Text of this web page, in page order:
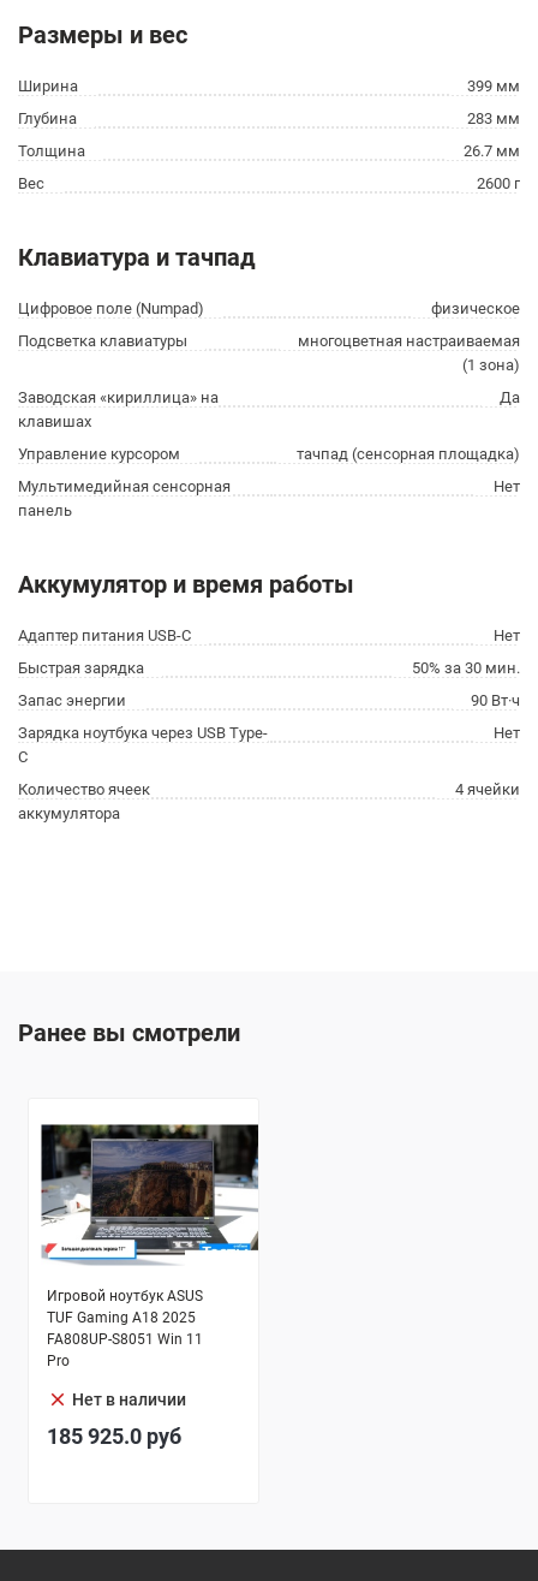
Размеры и вес
Ширина
399 мм
Глубина
283 мм
Толщина
26.7 мм
Вес
2600 г
Клавиатура и тачпад
Цифровое поле (Numpad)
физическое
Подсветка клавиатуры
многоцветная настраиваемая
(1 зона)
Заводская «кириллица» на
клавишах
Да
Управление курсором
тачпад (сенсорная площадка)
Мультимедийная сенсорная
панель
Нет
Аккумулятор и время работы
Адаптер питания USB-C
Нет
Быстрая зарядка
50% за 30 мин.
Запас энергии
90 Вт·ч
Зарядка ноутбука через USB Type-
C
Нет
Количество ячеек
аккумулятора
4 ячейки
Ранее вы смотрели
Игровой ноутбук ASUS
TUF Gaming A18 2025
FA808UP-S8051 Win 11
Pro
clear Нет в наличии
185 925.0 руб